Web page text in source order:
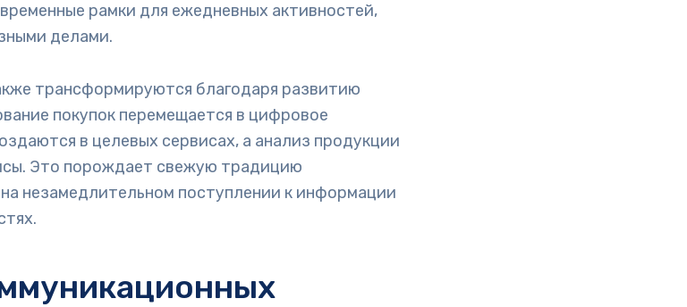
рамки для ежедневных активностей,
делами.
трансформируются благодаря развитию
покупок перемещается в цифровое
в целевых сервисах, а анализ продукции
Это порождает свежую традицию
незамедлительном поступлении к информации